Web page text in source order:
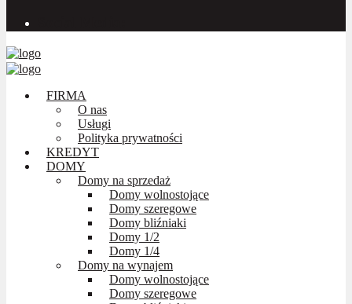
FIRMA
O nas
Usługi
Polityka prywatności
KREDYT
DOMY
Domy na sprzedaż
Domy wolnostojące
Domy szeregowe
Domy bliźniaki
Domy 1/2
Domy 1/4
Domy na wynajem
Domy wolnostojące
Domy szeregowe